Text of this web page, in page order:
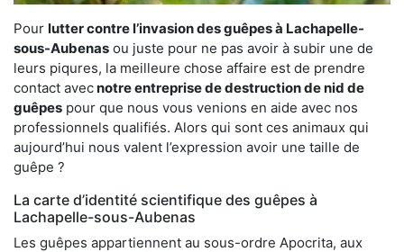
Pour lutter contre l’invasion des guêpes à Lachapelle-
sous-Aubenas ou juste pour ne pas avoir à subir une de
leurs piqures, la meilleure chose affaire est de prendre
contact avecnotre entreprise de destruction de nid de
guêpes pour que nous vous venions en aide avec nos
professionnels qualifiés. Alors qui sont ces animaux qui
aujourd’hui nous valent l’expression avoir une taille de
guêpe ?
La carte d’identité scientifique des guêpes à
Lachapelle-sous-Aubenas
Les guêpes appartiennent au sous-ordre Apocrita, aux